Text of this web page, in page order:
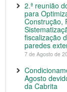
2.ª reunião
para
Construção,
fiscalização
paredes
7 de Agosto de
Agosto
da Cabrita